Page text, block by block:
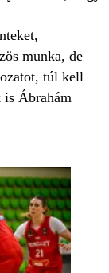
munka, de
túl kell
is Ábrahám